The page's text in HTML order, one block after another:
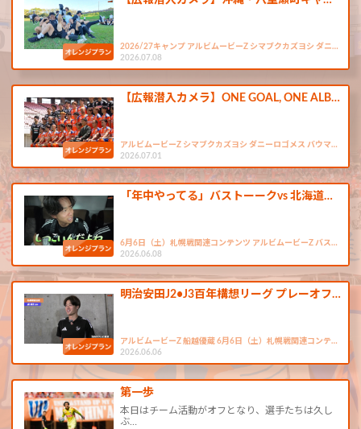
2026/27キャンプ アルビムービーZ シマブクカズヨシ ダニ…
2026.07.08
【広報潜入カメラ】ONE GOAL, ONE ALB…
アルビムービーZ シマブクカズヨシ ダニーロゴメス バウマ…
2026.07.01
「年中やってる」バストーークvs 北海道…
6月6日（土）札幌戦関連コンテンツ アルビムービーZ バス…
2026.06.08
明治安田J2•J3百年構想リーグ プレーオフ…
アルビムービーZ 船越優蔵 6月6日（土）札幌戦関連コンテ…
2026.06.06
第一歩
本日はチーム活動がオフとなり、選手たちは久し
ぶ…